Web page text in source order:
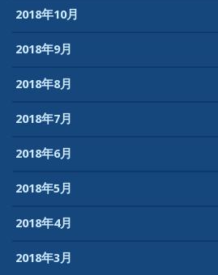
2018年10月
2018年9月
2018年8月
2018年7月
2018年6月
2018年5月
2018年4月
2018年3月